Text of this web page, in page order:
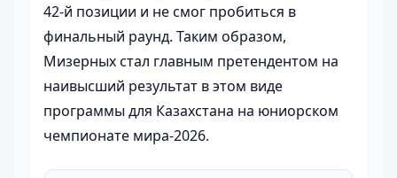
42‑й позиции и не смог пробиться в
финальный раунд. Таким образом,
Мизерных стал главным претендентом на
наивысший результат в этом виде
программы для Казахстана на юниорском
чемпионате мира‑2026.